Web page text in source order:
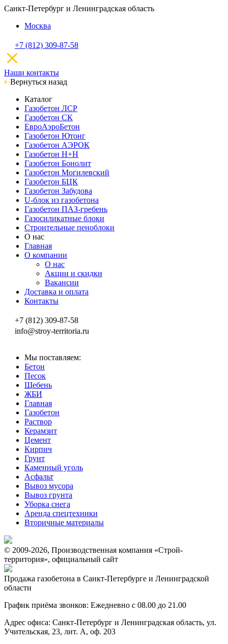
Санкт-Петербург и Ленинградская область
Москва
+7 (812) 309-87-58
Наши контакты
Вернуться назад
Каталог
Газобетон ЛСР
Газобетон СК
ЕвроАэроБетон
Газобетон Ютонг
Газобетон АЭРОК
Газобетон H+H
Газобетон Бонолит
Газобетон Могилевский
Газобетон БЦК
Газобетон Забудова
U-блок из газобетона
Газобетон ПАЗ-гребень
Газосиликатные блоки
Строительные пеноблоки
О нас
Главная
О компании
О нас
Акции и скидки
Вакансии
Доставка и оплата
Контакты
+7 (812) 309-87-58
info@stroy-territoria.ru
Мы поставляем:
Бетон
Песок
Щебень
ЖБИ
Главная
Газобетон
Раствор
Керамзит
Цемент
Кирпич
Грунт
Каменный уголь
Асфальт
Вывоз мусора
Вывоз грунта
Уборка снега
Аренда спецтехники
Вторичные материалы
© 2009-2026, Производственная компания «Строй-
территория», официальный сайт
Продажа газобетона в Санкт-Петербурге и Ленинградской
области
График приёма звонков: Ежедневно с 08.00 до 21.00
Адрес офиса: Санкт-Петербург и Ленинградская область, ул.
Учительская, 23, лит. А, оф. 203